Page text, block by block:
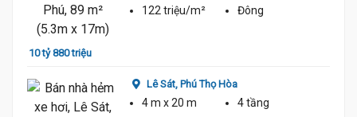
10 tỷ 880 triệu
122 triệu/m²
Đông
Lê Sát, Phú Thọ Hòa
4 m x 20 m
4 tầng